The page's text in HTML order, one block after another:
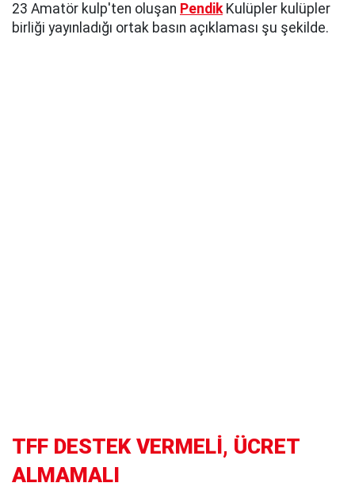
23 Amatör kulp'ten oluşan Pendik Kulüpler kulüpler
birliği yayınladığı ortak basın açıklaması şu şekilde.
TFF DESTEK VERMELİ, ÜCRET
ALMAMALI